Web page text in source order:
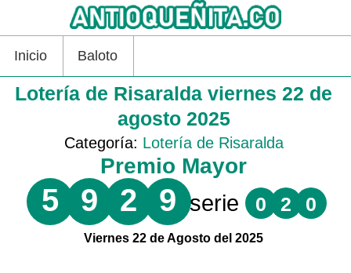
Inicio Baloto
Lotería de Risaralda viernes 22 de
agosto 2025
Categoría: Lotería de Risaralda
Premio Mayor
5 9 2 9 serie 0 2 0
Viernes 22 de Agosto del 2025